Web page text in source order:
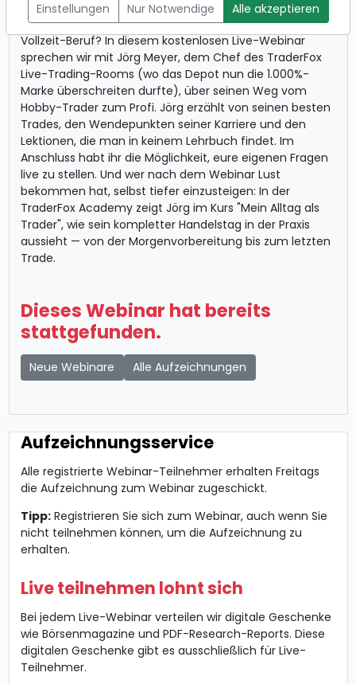
Wie wird aus einer Leidenschaft für die Börse ein
Vollzeit-Beruf? In diesem kostenlosen Live-Webinar
sprechen wir mit Jörg Meyer, dem Chef des TraderFox
Live-Trading-Rooms (wo das Depot nun die 1.000%-
Marke überschreiten durfte), über seinen Weg vom
Hobby-Trader zum Profi. Jörg erzählt von seinen besten
Trades, den Wendepunkten seiner Karriere und den
Lektionen, die man in keinem Lehrbuch findet. Im
Anschluss habt ihr die Möglichkeit, eure eigenen Fragen
live zu stellen. Und wer nach dem Webinar Lust
bekommen hat, selbst tiefer einzusteigen: In der
TraderFox Academy zeigt Jörg im Kurs "Mein Alltag als
Trader", wie sein kompletter Handelstag in der Praxis
aussieht — von der Morgenvorbereitung bis zum letzten
Trade.
Dieses Webinar hat bereits
stattgefunden.
Neue Webinare Alle Aufzeichnungen
Aufzeichnungsservice
Alle registrierte Webinar-Teilnehmer erhalten Freitags
die Aufzeichnung zum Webinar zugeschickt.
Tipp:Registrieren Sie sich zum Webinar, auch wenn Sie
nicht teilnehmen können, um die Aufzeichnung zu
erhalten.
Live teilnehmen lohnt sich
Bei jedem Live-Webinar verteilen wir digitale Geschenke
wie Börsenmagazine und PDF-Research-Reports. Diese
digitalen Geschenke gibt es ausschließlich für Live-
Teilnehmer.
Einstellungen Nur Notwendige Alle akzeptieren